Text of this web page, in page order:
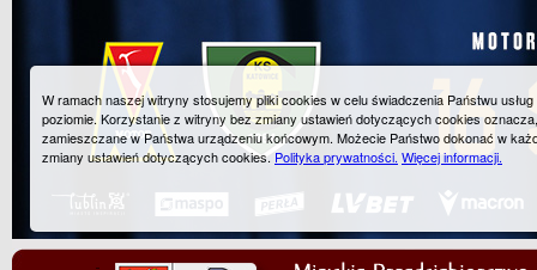
W ramach naszej witryny stosujemy pliki cookies w celu świadczenia Państwu
poziomie. Korzystanie z witryny bez zmiany ustawień dotyczących cookies
zamieszczane w Państwa urządzeniu końcowym. Możecie Państwo dokonać w
zmiany ustawień dotyczących cookies.Polityka prywatności. Więcej informacji.